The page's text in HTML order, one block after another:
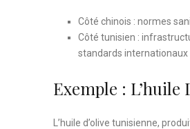
Côté chinois : normes
Côté tunisien :
standards internationaux
Exemple : L’huile
L’huile d’olive tunisienne,